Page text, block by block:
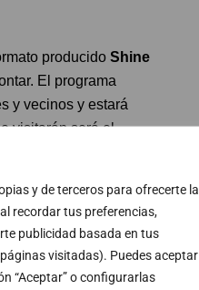
y de terceros para ofrecerte la
recordar tus preferencias,
publicidad basada en tus
visitadas). Puedes aceptar
“Aceptar” o configurarlas
producido Shine
El programa
y vecinos y estará
visitarán será el
Antena 3, el
de